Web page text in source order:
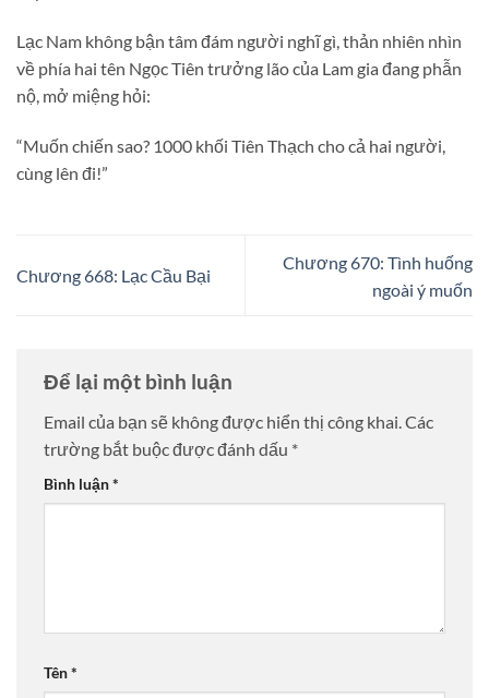
Lạc Nam không bận tâm đám người nghĩ gì, thản nhiên nhìn
về phía hai tên Ngọc Tiên trưởng lão của Lam gia đang phẫn
nộ, mở miệng hỏi:
“Muốn chiến sao? 1000 khối Tiên Thạch cho cả hai người,
cùng lên đi!”
Chương 668: Lạc Cầu Bại
Chương 670: Tình huống
ngoài ý muốn
Để lại một bình luận
Email của bạn sẽ không được hiển thị công khai.Các
trường bắt buộc được đánh dấu *
Bình luận*
Tên*